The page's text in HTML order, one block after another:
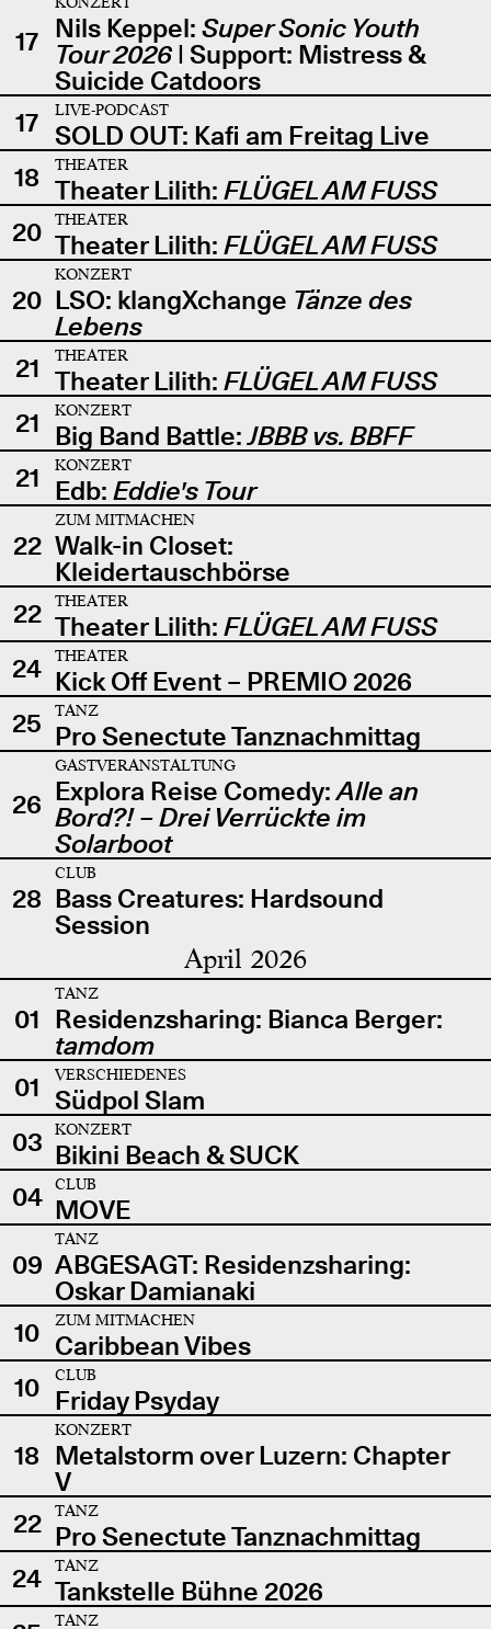
17 Nils Keppel: Super Sonic Youth
Tour 2026| Support: Mistress &
Suicide Catdoors
17
LIVE-PODCAST
SOLD OUT: Kafi am Freitag Live
18
THEATER
Theater Lilith: FLÜGEL AM FUSS
20
THEATER
Theater Lilith: FLÜGEL AM FUSS
20
KONZERT
LSO: klangXchange Tänze des
Lebens
21
THEATER
Theater Lilith: FLÜGEL AM FUSS
21
KONZERT
Big Band Battle:JBBB vs. BBFF
21
KONZERT
Edb: Eddie's Tour
22
ZUM MITMACHEN
Walk-in Closet:
Kleidertauschbörse
22
THEATER
Theater Lilith: FLÜGEL AM FUSS
24
THEATER
Kick Off Event – PREMIO 2026
25
TANZ
Pro Senectute Tanznachmittag
26
GASTVERANSTALTUNG
Explora Reise Comedy:Alle an
Bord?! – Drei Verrückte im
Solarboot
28
CLUB
Bass Creatures: Hardsound
Session
April 2026
01
TANZ
Residenzsharing: Bianca Berger:
tamdom
01
VERSCHIEDENES
Südpol Slam
03
KONZERT
Bikini Beach & SUCK
04
CLUB
MOVE
09
TANZ
ABGESAGT: Residenzsharing:
Oskar Damianaki
10
ZUM MITMACHEN
Caribbean Vibes
10
CLUB
Friday Psyday
18
KONZERT
Metalstorm over Luzern: Chapter
V
22
TANZ
Pro Senectute Tanznachmittag
24
TANZ
Tankstelle Bühne 2026
TANZ